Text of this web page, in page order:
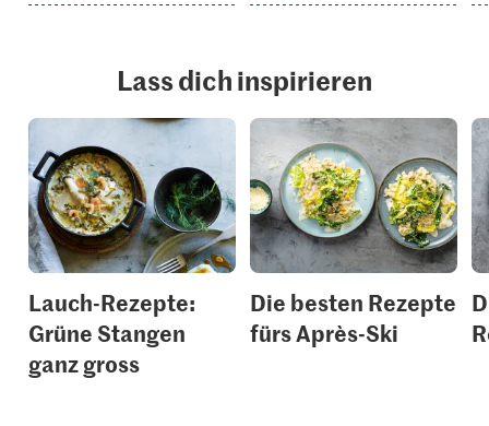
Lass dich inspirieren
Lauch-Rezepte:
Grüne Stangen
ganz gross
Die besten Rezepte
fürs Après-Ski